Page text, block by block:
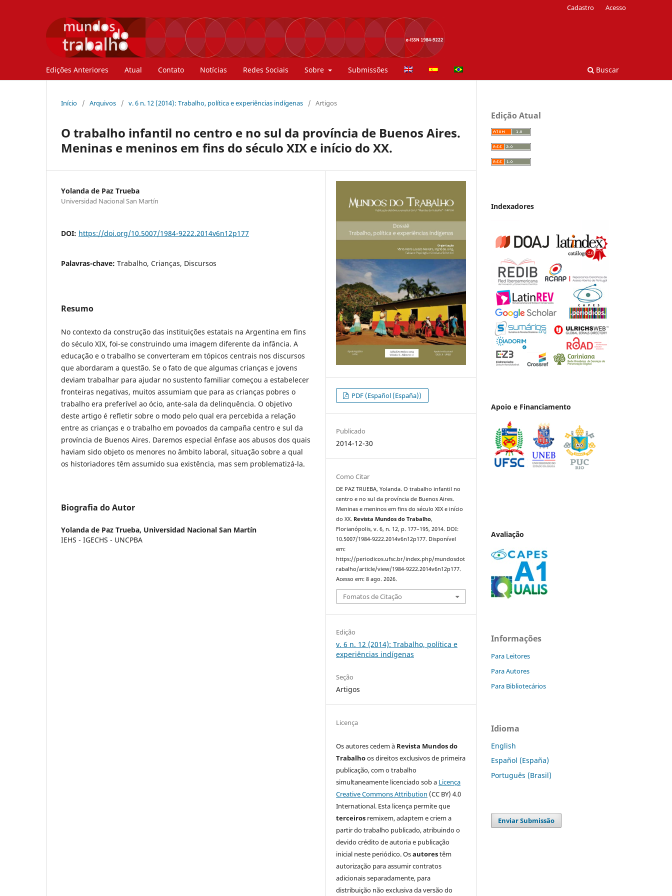
Edições Anteriores Atual Contato Notícias Redes Sociais Sobre Submissões Buscar
Cadastro Acesso
Início / Arquivos / v. 6 n. 12 (2014): Trabalho, política e experiências indígenas / Artigos
O trabalho infantil no centro e no sul da província de Buenos Aires.
Meninas e meninos em fins do século XIX e início do XX.
Yolanda de Paz Trueba
Universidad Nacional San Martín
DOI: https://doi.org/10.5007/1984-9222.2014v6n12p177
Palavras-chave: Trabalho, Crianças, Discursos
Resumo
No contexto da construção das instituições estatais na Argentina em fins
do século XIX, foi-se construindo uma imagem diferente da infância. A
educação e o trabalho se converteram em tópicos centrais nos discursos
que abordaram a questão. Se o fato de que algumas crianças e jovens
deviam trabalhar para ajudar no sustento familiar começou a estabelecer
fronteiras negativas, muitos assumiam que para as crianças pobres o
trabalho era preferível ao ócio, ante-sala da delinquência. O objetivo
deste artigo é refletir sobre o modo pelo qual era percebida a relação
entre as crianças e o trabalho em povoados da campaña centro e sul da
província de Buenos Aires. Daremos especial ênfase aos abusos dos quais
haviam sido objeto os menores no âmbito laboral, situação sobre a qual
os historiadores têm assumido sua existência, mas sem problematizá-la.
Biografia do Autor
Yolanda de Paz Trueba, Universidad Nacional San Martín
IEHS - IGECHS - UNCPBA
PDF (Español (España))
Publicado
2014-12-30
Como Citar
DE PAZ TRUEBA, Yolanda. O trabalho infantil no
centro e no sul da província de Buenos Aires.
Meninas e meninos em fins do século XIX e início
do XX. Revista Mundos do Trabalho,
Florianópolis, v. 6, n. 12, p. 177–195, 2014. DOI:
10.5007/1984-9222.2014v6n12p177. Disponível
em:
https://periodicos.ufsc.br/index.php/mundosdot
rabalho/article/view/1984-9222.2014v6n12p177.
Acesso em: 8 ago. 2026.
Fomatos de Citação
Edição
v. 6 n. 12 (2014): Trabalho, política e
experiências indígenas
Seção
Artigos
Licença
Os autores cedem à Revista Mundos do
Trabalhoos direitos exclusivos de primeira
publicação, com o trabalho
simultaneamente licenciado sob a Licença
Creative Commons Attribution (CC BY) 4.0
International. Esta licença permite que
terceiros remixem, adaptem e criem a
partir do trabalho publicado, atribuindo o
devido crédito de autoria e publicação
inicial neste periódico. Osautorestêm
autorização para assumir contratos
adicionais separadamente, para
distribuição não exclusiva da versão do
Edição Atual
Indexadores
Apoio e Financiamento
Avaliação
Informações
Para Leitores
Para Autores
Para Bibliotecários
Idioma
English
Español (España)
Português (Brasil)
Enviar Submissão